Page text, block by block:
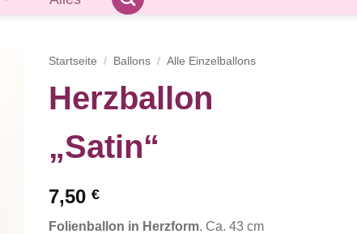
Startseite / Ballons / Alle Einzelballons
Herzballon
„Satin“
7,50 €
Folienballon in Herzform. Ca. 43 cm